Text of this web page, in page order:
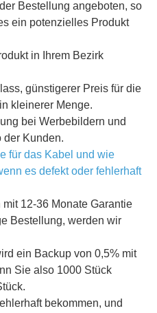
Bestellung angeboten, so
ein potenzielles Produkt
in Ihrem Bezirk
günstigerer Preis für die
kleinerer Menge.
bei Werbebildern und
der Kunden.
für das Kabel und wie
es defekt oder fehlerhaft
12-36 Monate Garantie
Bestellung, werden wir
ein Backup von 0,5% mit
Sie also 1000 Stück
bekommen, und